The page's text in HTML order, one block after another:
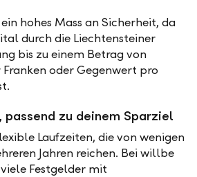
hohes Mass an Sicherheit, da
durch die Liechtensteiner
bis zu einem Betrag von
oder Gegenwert pro
passend zu deinem Sparziel
Laufzeiten, die von wenigen
Jahren reichen. Bei willbe
Festgelder mit